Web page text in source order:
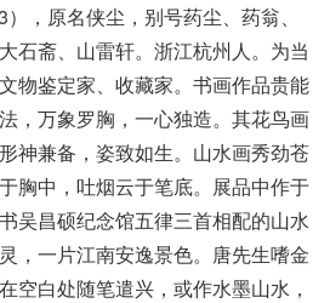
原名侠尘，别号药尘、药翁、
石斋、山雷轩。浙江杭州人。为当
物鉴定家、收藏家。书画作品贵能
，万象罗胸，一心独造。其花鸟画
神兼备，姿致如生。山水画秀劲苍
胸中，吐烟云于笔底。展品中作于
吴昌硕纪念馆五律三首相配的山水
，一片江南安逸景色。唐先生嗜金
空白处随笔遣兴，或作水墨山水，